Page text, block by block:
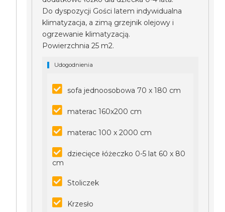
Do dyspozycji Gości latem indywidualna
klimatyzacja, a zimą grzejnik olejowy i
ogrzewanie klimatyzacją.
Powierzchnia 25 m2.
Udogodnienia
sofa jednoosobowa 70 x 180 cm
materac 160x200 cm
materac 100 x 2000 cm
dziecięce łóżeczko 0-5 lat 60 x 80
cm
Stoliczek
Krzesło